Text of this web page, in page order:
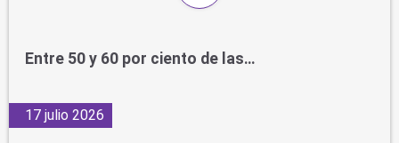
Entre 50 y 60 por ciento de las…
17 julio 2026